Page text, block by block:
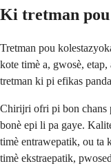
Ki tretman pou
Tretman pou
kote timè a, gwosè,
tretman ki pi efikas
Chirijri ofri pi bon chans
bonè epi li pa gaye.
timè entrawepatik, ou ta
timè ekstraepatik,